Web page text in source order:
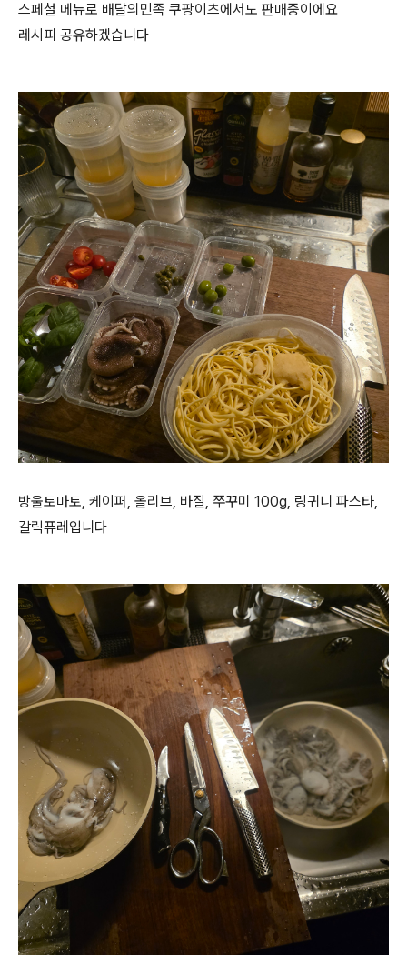
스페셜 메뉴로 배달의민족 쿠팡이츠에서도 판매중이에요
레시피 공유하겠습니다
방울토마토, 케이퍼, 올리브, 바질, 쭈꾸미 100g, 링귀니 파스타,
갈릭퓨레입니다